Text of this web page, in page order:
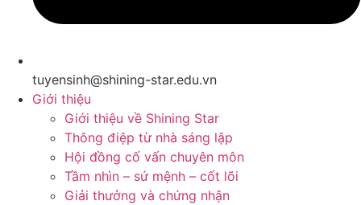
tuyensinh@shining-star.edu.vn
Giới thiệu
Giới thiệu về Shining Star
Thông điệp từ nhà sáng lập
Hội đồng cố vấn chuyên môn
Tầm nhìn – sứ mệnh – cốt lõi
Giải thưởng và chứng nhận